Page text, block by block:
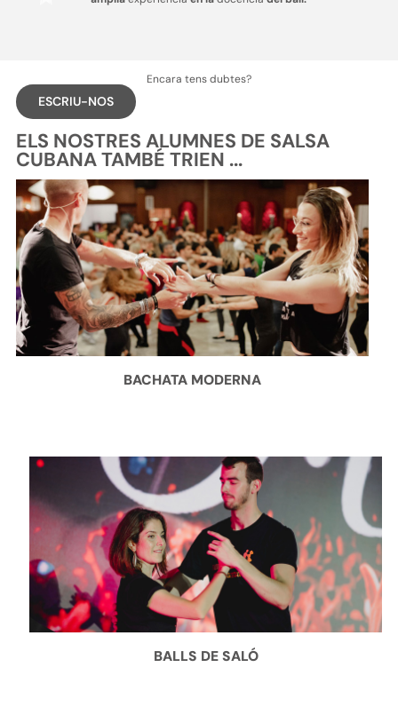
Encara tens dubtes?
ESCRIU-NOS
ELS NOSTRES ALUMNES DE SALSA
CUBANA TAMBÉ TRIEN ...
BACHATA MODERNA
BALLS DE SALÓ